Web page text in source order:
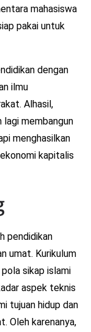
mahasiswa
pakai untuk
dengan
ilmu
Alhasil,
lagi membangun
menghasilkan
kapitalis
pendidikan
umat. Kurikulum
sikap islami
aspek teknis
tujuan hidup dan
Oleh karenanya,